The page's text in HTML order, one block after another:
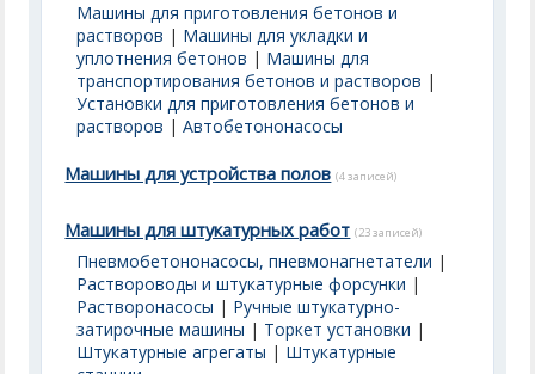
Машины для приготовления бетонов и
растворов | Машины для укладки и
уплотнения бетонов | Машины для
транспортирования бетонов и растворов |
Установки для приготовления бетонов и
растворов |Автобетононасосы
Машины для устройства полов (4 записей)
Машины для штукатурных работ (23 записей)
Пневмобетононасосы, пневмонагнетатели |
Раствороводы и штукатурные форсунки |
Растворонасосы | Ручные штукатурно-
затирочные машины | Торкет установки |
Штукатурные агрегаты | Штукатурные